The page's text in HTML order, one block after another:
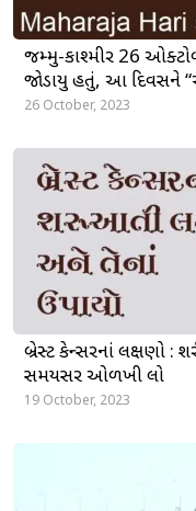
જમ્મુ-કાશ્મીર 26
જોડાયુ હતું, આ દિવસને
26 October, 2023
બ્રેસ્ટ કેન્સરનાં લક્ષણો :
સમયસર ઓળખી લો
19 October, 2023